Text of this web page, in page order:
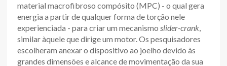
material macrofibroso compósito (MPC) - o qual gera
energia a partir de qualquer forma de torção nele
experienciada - para criar um mecanismo slider-crank,
similar àquele que dirige um motor. Os pesquisadores
escolheram anexar o dispositivo ao joelho devido às
grandes dimensões e alcance de movimentação da sua